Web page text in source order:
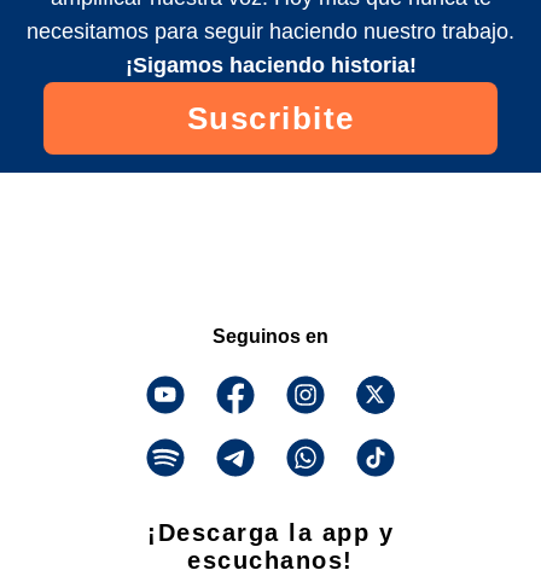
necesitamos para seguir haciendo nuestro trabajo.
¡Sigamos haciendo historia!
Suscribite
Seguinos en
¡Descarga la app y
escuchanos!